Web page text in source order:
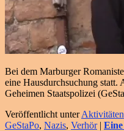
Bei dem Marburger
eine Hausdurchsuchung
Geheimen Staatspolizei
Veröffentlicht unter Aktivitäten
GeStaPo, Nazis, Verhör | Eine